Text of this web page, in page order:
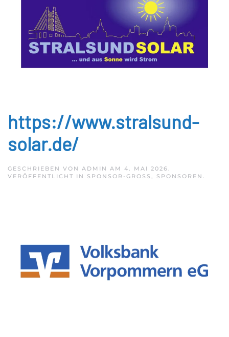
https://www.stralsund-
solar.de/
GESCHRIEBEN VON ADMIN AM 4. MAI 2026.
VERÖFFENTLICHT IN SPONSOR-GROSS , SPONSOREN .